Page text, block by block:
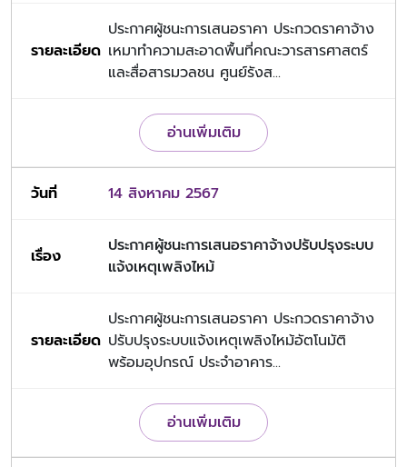
ประกาศผู้ชนะการเสนอราคา ประกวดราคาจ้าง
เหมาทำความสะอาดพื้นที่คณะวารสารศาสตร์
และสื่อสารมวลชน ศูนย์รังส...
อ่านเพิ่มเติม
14 สิงหาคม 2567
ประกาศผู้ชนะการเสนอราคาจ้างปรับปรุงระบบ
แจ้งเหตุเพลิงไหม้
ประกาศผู้ชนะการเสนอราคา ประกวดราคาจ้าง
ปรับปรุงระบบแจ้งเหตุเพลิงไหม้อัตโนมัติ
พร้อมอุปกรณ์ ประจำอาคาร...
อ่านเพิ่มเติม